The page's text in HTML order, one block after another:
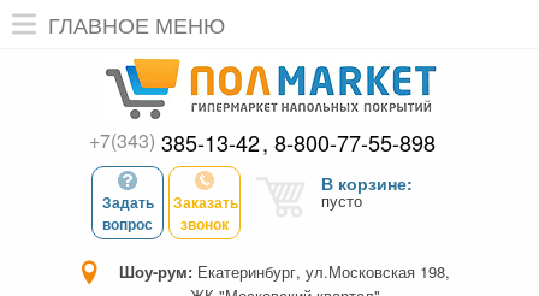
ГЛАВНОЕ МЕНЮ
+7(343) 385-13-42 8-800-77-55-898
Задать
вопрос
Заказать
звонок
В корзине:
пусто
Шоу-рум: Екатеринбург, ул.Московская 198,